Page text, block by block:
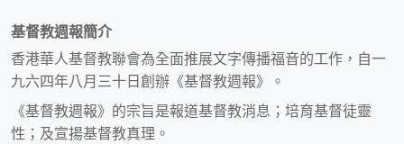
基督教週報簡介
香港華人基督教聯會為全面推展文字傳播福音的工作，自一
九六四年八月三十日創辦《基督教週報》。
《基督教週報》的宗旨是報道基督教消息；培育基督徒靈
性；及宣揚基督教真理。